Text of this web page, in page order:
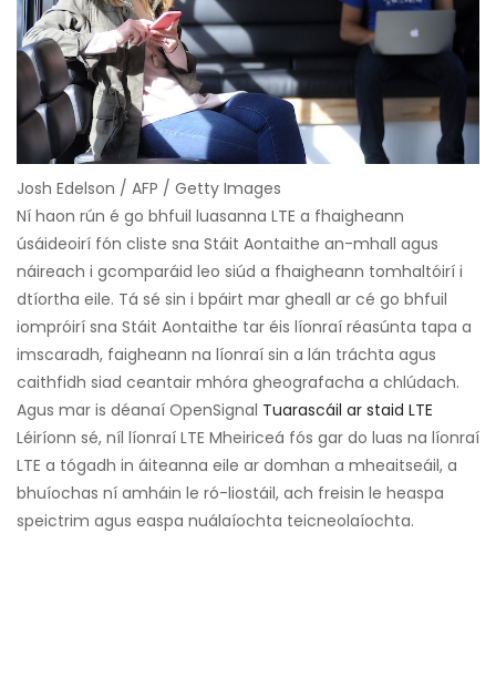
Josh Edelson / AFP / Getty Images
Ní haon rún é go bhfuil luasanna LTE a fhaigheann
úsáideoirí fón cliste sna Stáit Aontaithe an-mhall agus
náireach i gcomparáid leo siúd a fhaigheann tomhaltóirí i
dtíortha eile. Tá sé sin i bpáirt mar gheall ar cé go bhfuil
iompróirí sna Stáit Aontaithe tar éis líonraí réasúnta tapa a
imscaradh, faigheann na líonraí sin a lán tráchta agus
caithfidh siad ceantair mhóra gheografacha a chlúdach.
Agus mar is déanaí OpenSignal Tuarascáil ar staid LTE
Léiríonn sé, níl líonraí LTE Mheiriceá fós gar do luas na líonraí
LTE a tógadh in áiteanna eile ar domhan a mheaitseáil, a
bhuíochas ní amháin le ró-liostáil, ach freisin le heaspa
speictrim agus easpa nuálaíochta teicneolaíochta.